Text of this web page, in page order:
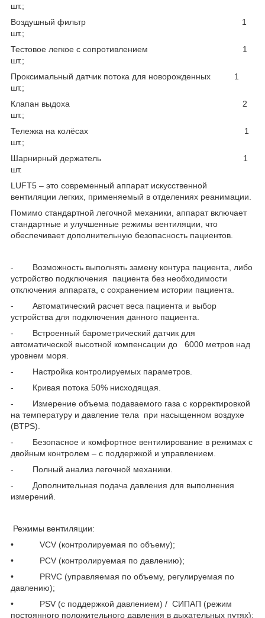
шт.;
Воздушный фильтр 1
шт.;
Тестовое легкое с сопротивлением 1
шт.;
Проксимальный датчик потока для новорожденных 1
шт.;
Клапан выдоха 2
шт.;
Тележка на колёсах 1
шт.;
Шарнирный держатель 1
шт.
LUFT5 – это современный аппарат искусственной
вентиляции легких, применяемый в отделениях реанимации.
Помимо стандартной легочной механики, аппарат включает
стандартные и улучшенные режимы вентиляции, что
обеспечивает дополнительную безопасность пациентов.
- Возможность выполнять замену контура пациента, либо
устройство подключения пациента без необходимости
отключения аппарата, с сохранением истории пациента.
- Автоматический расчет веса пациента и выбор
устройства для подключения данного пациента.
- Встроенный барометрический датчик для
автоматической высотной компенсации до 6000 метров над
уровнем моря.
- Настройка контролируемых параметров.
- Кривая потока 50% нисходящая.
- Измерение объема подаваемого газа с корректировкой
на температуру и давление тела при насыщенном воздухе
(BTPS).
- Безопасное и комфортное вентилирование в режимах с
двойным контролем – с поддержкой и управлением.
- Полный анализ легочной механики.
- Дополнительная подача давления для выполнения
измерений.
Режимы вентиляции:
• VCV (контролируемая по объему);
• PCV (контролируемая по давлению);
• PRVC (управляемая по объему, регулируемая по
давлению);
• PSV (с поддержкой давлением) / СИПАП (режим
постоянного положительного давления в дыхательных путях);